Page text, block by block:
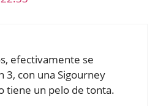
efectivamente se
3, con una Sigourney
tiene un pelo de tonta.